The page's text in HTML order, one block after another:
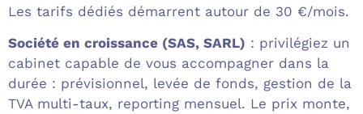
Les tarifs dédiés démarrent autour de 30 €/mois.
Société en croissance (SAS, SARL) : privilégiez un
cabinet capable de vous accompagner dans la
durée : prévisionnel, levée de fonds, gestion de la
TVA multi-taux, reporting mensuel. Le prix monte,